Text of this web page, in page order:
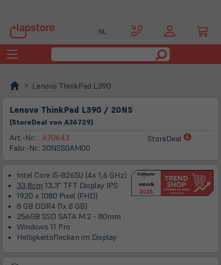
NL
Toggle
navigation
Lenovo ThinkPad L390
Lenovo ThinkPad L390 / 20NS
(StoreDeal von A36729)
Art.-Nr.:
Fabr.-Nr.:
A70643
20NSS0AM00
StoreDeal
(öffnet
Tab)
Intel Core i5-8265U (4x 1,6 GHz)
33,8cm 13,3" TFT Display IPS
1920 x 1080 Pixel (FHD)
8 GB DDR4 (1x 8 GB)
256GB SSD SATA M.2 - 80mm
Windows 11 Pro
Helligkeitsflecken im Display